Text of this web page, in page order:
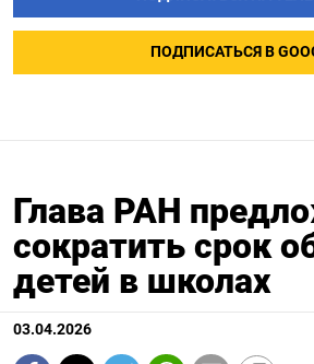
ПОДПИСАТЬСЯ В
Глава РАН
сократить срок
детей в школах
03.04.2026